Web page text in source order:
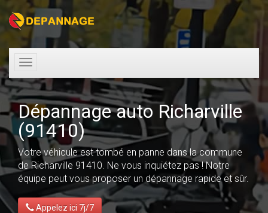
Toggle
navigation
Dépannage auto Richarville
(91410)
Votre véhicule est tombé en panne dans la commune
de Richarville 91410. Ne vous inquiétez pas ! Notre
équipe peut vous proposer un dépannage rapide et sûr.
Appelez ici 7j/7